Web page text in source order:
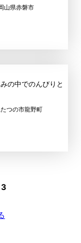
山県赤磐市
の中でのんびりと
つの市龍野町
3